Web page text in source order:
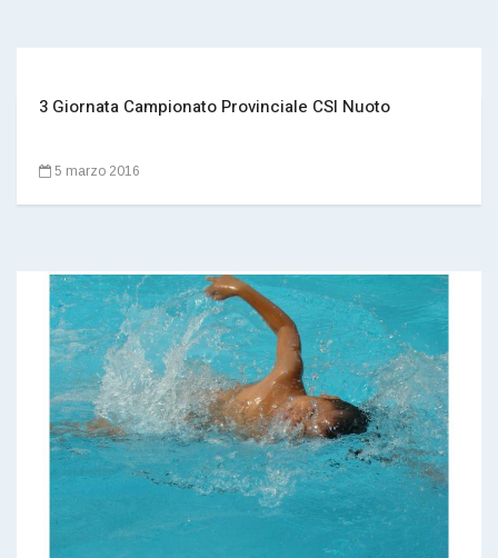
3 Giornata Campionato Provinciale CSI Nuoto
5 marzo 2016